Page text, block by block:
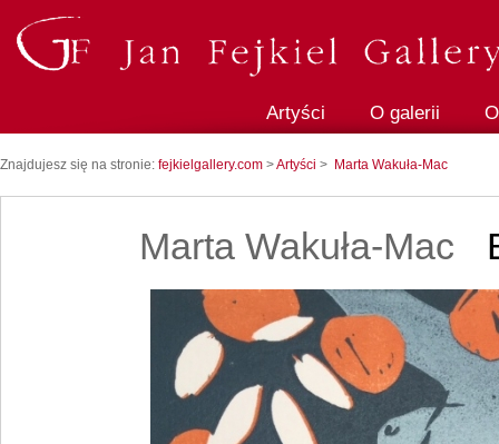
Artyści O galerii
Znajdujesz się na stronie: fejkielgallery.com >Artyści > Marta Wakuła-Mac
Marta Wakuła-Mac